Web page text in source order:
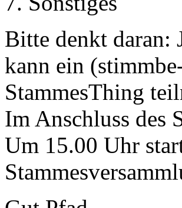
Bitte denkt daran:
kann ein
StammesThing
Im Anschluss des
Um 15.00 Uhr